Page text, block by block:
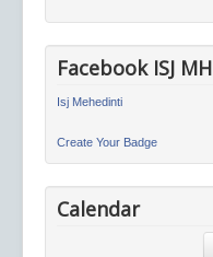
Facebook ISJ MH
Isj Mehedinti
Create Your Badge
Calendar